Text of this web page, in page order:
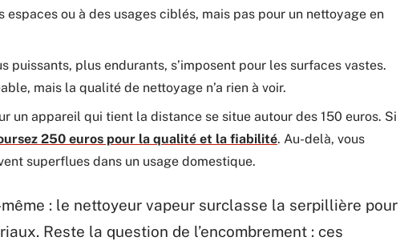
espaces ou à des usages ciblés, mais pas pour un nettoyage en
puissants, plus endurants, s’imposent pour les surfaces vastes.
mais la qualité de nettoyage n’a rien à voir.
un appareil qui tient la distance se situe autour des 150 euros. Si
250 euros pour la qualité et la fiabilité. Au-delà, vous
superflues dans un usage domestique.
même : le nettoyeur vapeur surclasse la serpillière pour
Reste la question de l’encombrement : ces